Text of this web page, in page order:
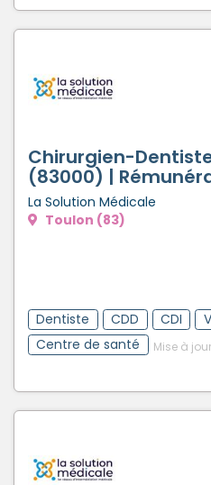
Chirurgien-
(83000) |
La Solution Médicale
Toulon (83)
Dentiste CDD CDI
Centre de santé
Mise à